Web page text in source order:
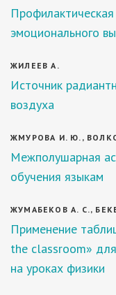
эмоционального
ЖИЛЕЕВ А.
Источник
воздуха
ЖМУРОВА И. Ю.,
Межполушарная
обучения языкам
ЖУМАБЕКОВ А. С.,
Применение
the classroom»
на уроках физики